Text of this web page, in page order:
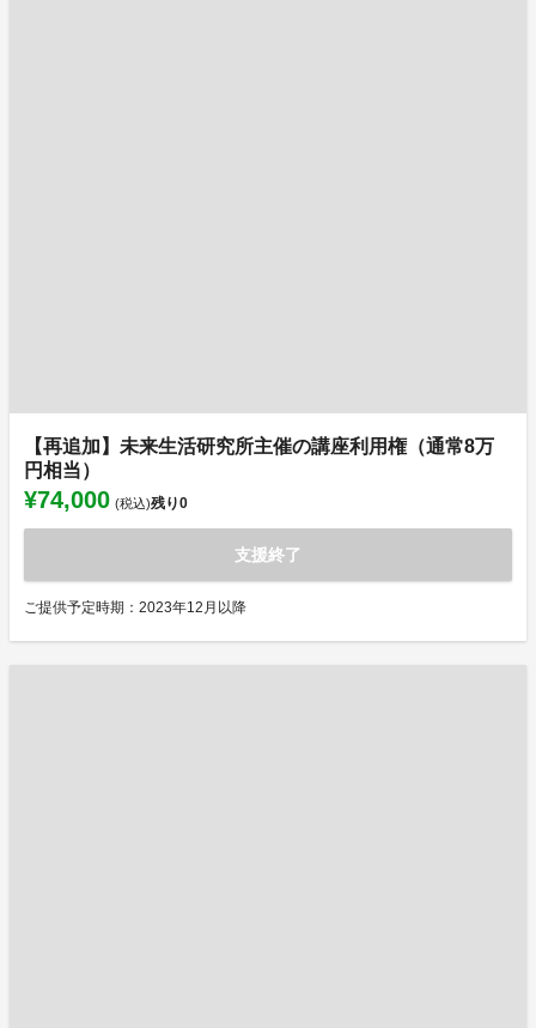
【再追加】未来生活研究所主催の講座利用権（通常8万
円相当）
¥74,000 (税込)残り0
支援終了
ご提供予定時期：2023年12月以降